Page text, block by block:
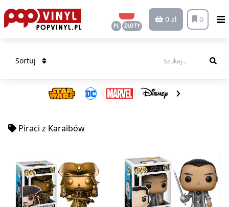
PL ZŁOTY
0 zł 0
Sortuj
Piraci z Karaibów